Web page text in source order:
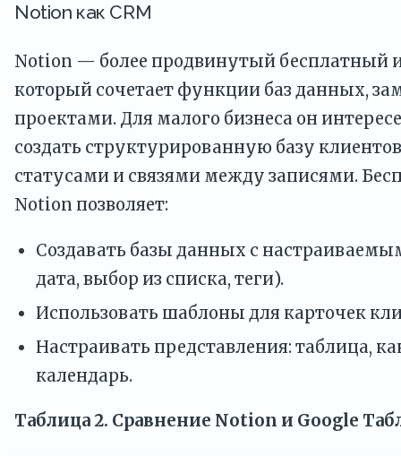
Notion как CRM
Notion — более продвинутый бесплатный
который сочетает функции баз данных,
проектами. Для малого бизнеса он
создать структурированную базу
статусами и связями между записями.
Notion позволяет:
Создавать базы данных с
дата, выбор из списка, теги).
Использовать шаблоны для карточек
Настраивать представления: таблица,
календарь.
Таблица 2. Сравнение Notion и Google